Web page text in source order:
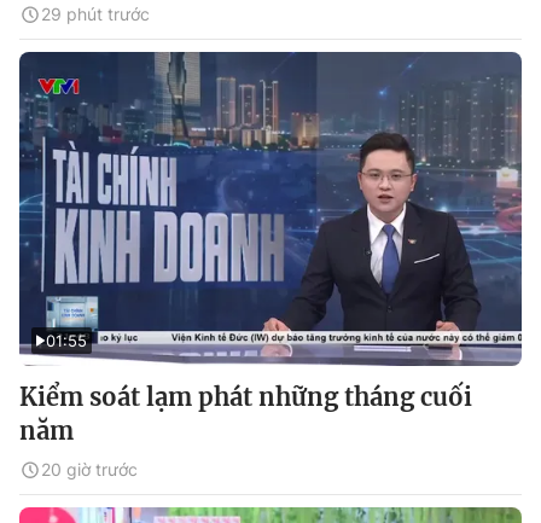
29 phút trước
01:55
Kiểm soát lạm phát những tháng cuối
năm
20 giờ trước